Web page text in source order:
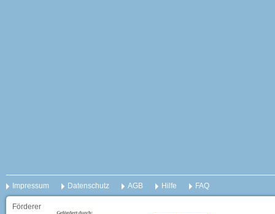
Impressum Datenschutz AGB Hilfe FAQ
Förderer